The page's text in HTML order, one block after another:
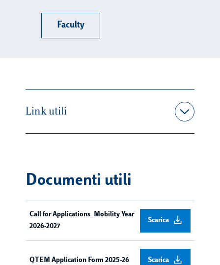
Faculty
Link utili
Documenti utili
Call for Applications_Mobility Year
2026-2027
Scarica
QTEM Application Form 2025-26 Scarica